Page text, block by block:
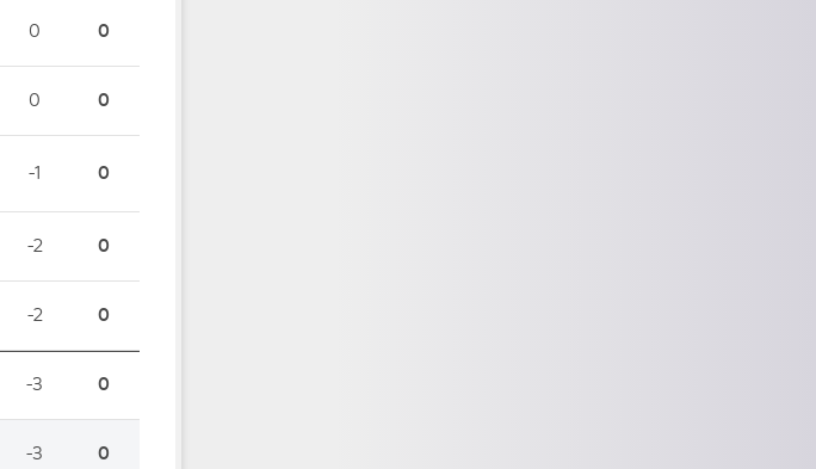
0 0
0 0
-1 0
-2 0
-2 0
-3 0
-3 0